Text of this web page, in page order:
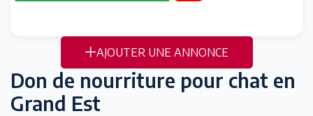
AJOUTER UNE ANNONCE
Don de nourriture pour chat en
Grand Est